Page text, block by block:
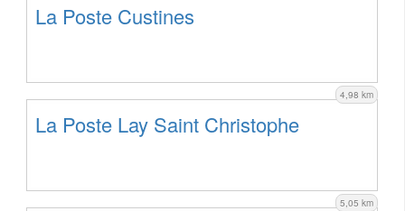
La Poste Custines
4,98 km
La Poste Lay Saint Christophe
5,05 km